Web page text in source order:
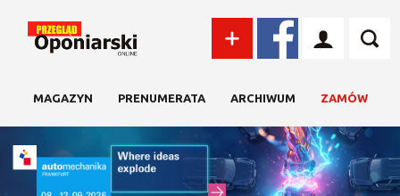
MAGAZYN PRENUMERATA ARCHIWUM ZAMÓW